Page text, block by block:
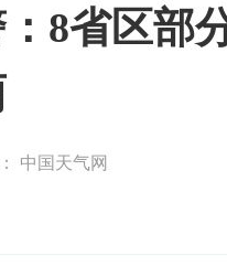
8省区部
中国天气网